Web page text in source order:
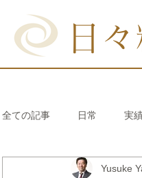
日
全ての記事 日常 実
リブランディング®Yusuke